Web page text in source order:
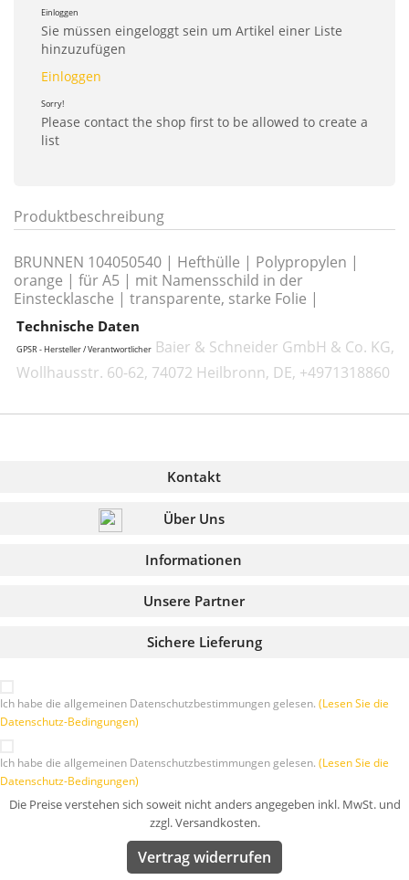
Einloggen
Sie müssen eingeloggt sein um Artikel einer Liste
hinzuzufügen
Einloggen
Sorry!
Please contact the shop first to be allowed to create a
list
Produktbeschreibung
BRUNNEN 104050540 | Hefthülle | Polypropylen |
orange | für A5 | mit Namensschild in der
Einstecklasche | transparente, starke Folie |
Technische Daten
GPSR - Hersteller / Verantwortlicher Baier & Schneider GmbH & Co. KG,
Wollhausstr. 60-62, 74072 Heilbronn, DE, +4971318860
Kontakt
Über Uns
Informationen
Sichere Lieferung
Unsere Partner
Ich habe die allgemeinen Datenschutzbestimmungen gelesen. (Lesen Sie die
Datenschutz-Bedingungen)
Ich habe die allgemeinen Datenschutzbestimmungen gelesen. (Lesen Sie die
Datenschutz-Bedingungen)
Die Preise verstehen sich soweit nicht anders angegeben inkl. MwSt. und
zzgl. Versandkosten.
Vertrag widerrufen